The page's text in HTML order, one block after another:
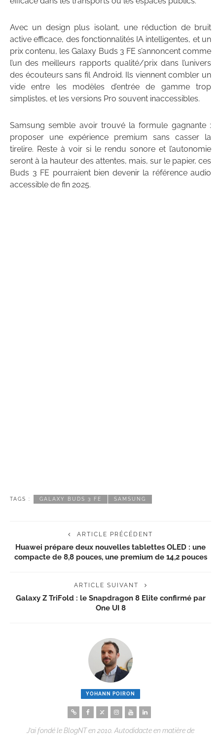
Avec un design plus isolant, une réduction de bruit
active efficace, des fonctionnalités IA intelligentes, et un
prix contenu, les Galaxy Buds 3 FE s’annoncent comme
l’un des meilleurs rapports qualité/prix dans l’univers
des écouteurs sans fil Android. Ils viennent combler un
vide entre les modèles d’entrée de gamme trop
simplistes, et les versions Pro souvent inaccessibles.
Samsung semble avoir trouvé la formule gagnante :
proposer une expérience premium sans casser la
tirelire. Reste à voir si le rendu sonore et l’autonomie
seront à la hauteur des attentes, mais, sur le papier, ces
Buds 3 FE pourraient bien devenir la référence audio
accessible de fin 2025.
TAGS : GALAXY BUDS 3 FE SAMSUNG
ARTICLE PRÉCÉDENT
Huawei prépare deux nouvelles tablettes OLED : une
compacte de 8,8 pouces, une premium de 14,2 pouces
ARTICLE SUIVANT
Galaxy Z TriFold : le Snapdragon 8 Elite confirmé par
One UI 8
YOHANN POIRON
J’ai fondé le BlogNT en 2010. Autodidacte en matière de